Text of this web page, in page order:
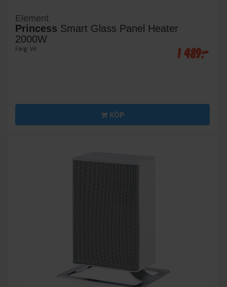
Element
Princess Smart Glass Panel Heater
2000W
Färg: Vit 1 489:-
KÖP